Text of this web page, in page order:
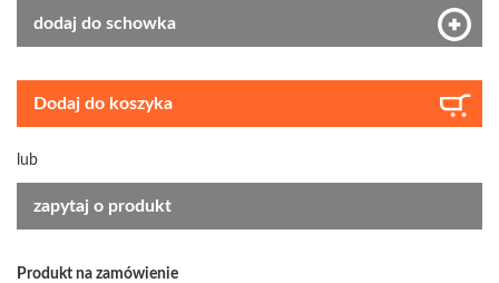
dodaj do schowka
Dodaj do koszyka
lub
zapytaj o produkt
Produkt na zamówienie